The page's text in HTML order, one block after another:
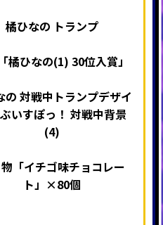
橘ひなの トランプ
橘ひなの(1) 30位入賞」
の 対戦中トランプデザイ
いすぽっ！ 対戦中背景
(4)
「イチゴ味チョコレー
ト」×80個